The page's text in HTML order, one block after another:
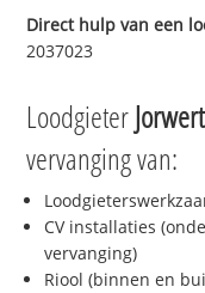
Direct hulp van een
2037023
LoodgieterJorwert
vervanging van:
CV installaties
vervanging)
Riool (binnen en